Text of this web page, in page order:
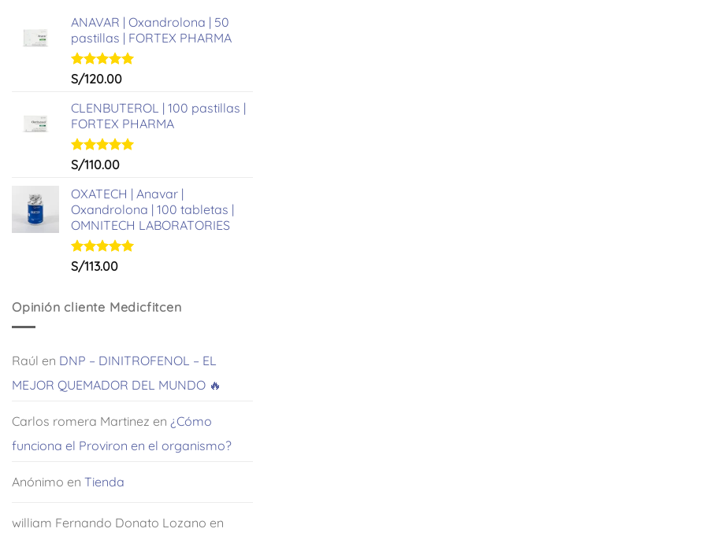
ANAVAR | Oxandrolona | 50
pastillas | FORTEX PHARMA
Valorado
de 5
S/120.00
CLENBUTEROL | 100 pastillas |
FORTEX PHARMA
Valorado
de 5
S/110.00
OXATECH | Anavar |
Oxandrolona | 100 tabletas |
OMNITECH LABORATORIES
Valorado
S/113.00
Opinión cliente Medicfitcen
Raúl en DNP – DINITROFENOL – EL
MEJOR QUEMADOR DEL MUNDO 🔥
Carlos romera Martinez en ¿Cómo
funciona el Proviron en el organismo?
Anónimo en Tienda
william Fernando Donato Lozano en